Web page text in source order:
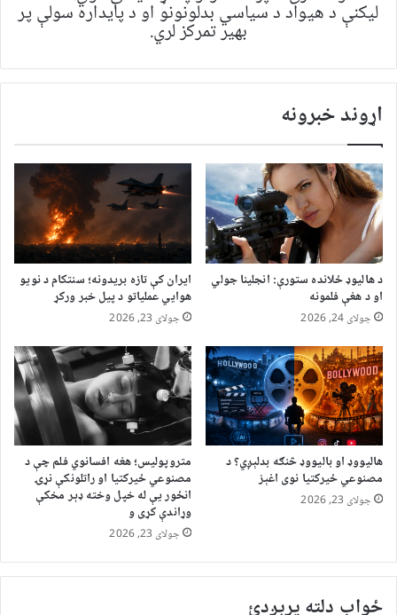
لیکنې د هیواد د سیاسي بدلونونو او د پایداره سولې پر
بهیر تمرکز لري.
اړوند خبرونه
د هالیوډ ځلانده ستورې: انجلینا جولي
او د هغې فلمونه
جولای 24, 2026
ایران کې تازه بریدونه؛ سنتکام د نویو
هوايي عملیاتو د پیل خبر ورکړ
جولای 23, 2026
هالیووډ او بالیووډ څنګه بدلېږي؟ د
مصنوعي ځیرکتیا نوی اغېز
جولای 23, 2026
متروپولیس؛ هغه افسانوي فلم چې د
مصنوعي ځیرکتیا او راتلونکې نړۍ
انځور یې له خپل وخته ډېر مخکې
وړاندې کړی و
جولای 23, 2026